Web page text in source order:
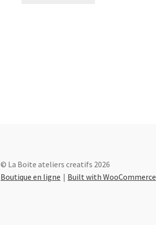
© La Boite ateliers creatifs 2026
Boutique en ligne
Built with WooCommerce